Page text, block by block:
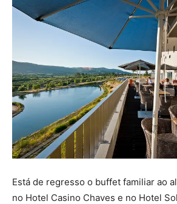
Está de regresso o buffet familiar ao
no Hotel Casino Chaves e no Hotel